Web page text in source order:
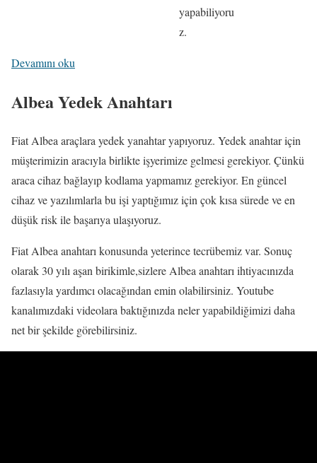
yapabiliyoru
z.
Devamını oku
i
t
A
l
b
e
A
n
a
h
t
Albea Yedek Anahtarı
Fiat Albea araçlara yedek yanahtar yapıyoruz. Yedek anahtar için
müşterimizin aracıyla birlikte işyerimize gelmesi gerekiyor. Çünkü
araca cihaz bağlayıp kodlama yapmamız gerekiyor. En güncel
cihaz ve yazılımlarla bu işi yaptığımız için çok kısa sürede ve en
düşük risk ile başarıya ulaşıyoruz.
Fiat Albea anahtarı konusunda yeterince tecrübemiz var. Sonuç
olarak 30 yılı aşan birikimle,sizlere Albea anahtarı ihtiyacınızda
fazlasıyla yardımcı olacağından emin olabilirsiniz. Youtube
kanalımızdaki videolara baktığınızda neler yapabildiğimizi daha
net bir şekilde görebilirsiniz.